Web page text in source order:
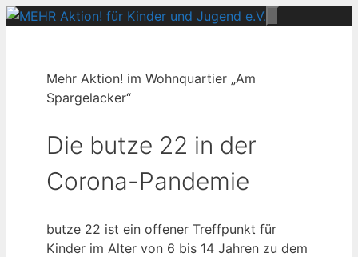
Zum
Menü
Mehr Aktion! im Wohnquartier „Am
Spargelacker“
Die butze 22 in der
Corona-Pandemie
butze 22 ist ein offener Treffpunkt für
Kinder im Alter von 6 bis 14 Jahren zu dem